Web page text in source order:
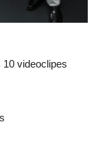
videoclipes